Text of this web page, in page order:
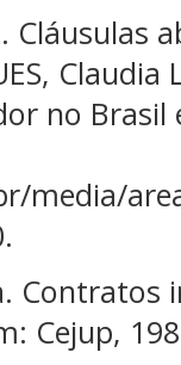
Cláusulas
no Brasil
media/
Cejup,